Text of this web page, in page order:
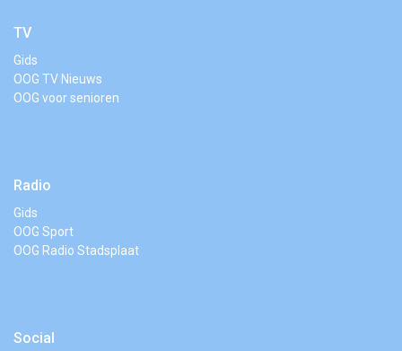
TV
Gids
OOG TV Nieuws
OOG voor senioren
Radio
Gids
OOG Sport
OOG Radio Stadsplaat
Social